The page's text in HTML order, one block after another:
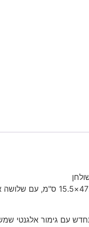
עם גימור אלגנטי